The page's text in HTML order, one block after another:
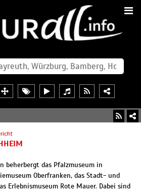
beherbergt das Pfalzmuseum in
Oberfranken, das Stadt- und
Erlebnismuseum Rote Mauer. Dabei sind